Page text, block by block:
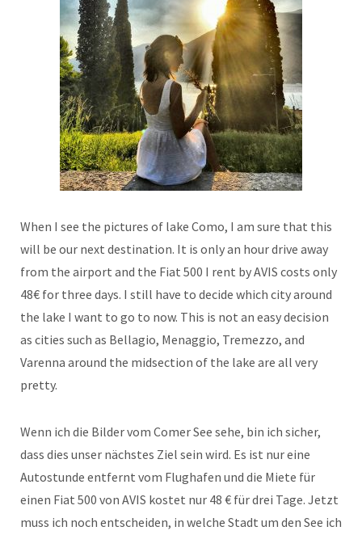
When I see the pictures of lake Como, I am sure that this
will be our next destination. It is only an hour drive away
from the airport and the Fiat 500 I rent by AVIS costs only
48€ for three days. I still have to decide which city around
the lake I want to go to now. This is not an easy decision
as cities such as Bellagio, Menaggio, Tremezzo, and
Varenna around the midsection of the lake are all very
pretty.
Wenn ich die Bilder vom Comer See sehe, bin ich sicher,
dass dies unser nächstes Ziel sein wird. Es ist nur eine
Autostunde entfernt vom Flughafen und die Miete für
einen Fiat 500 von AVIS kostet nur 48 € für drei Tage. Jetzt
muss ich noch entscheiden, in welche Stadt um den See ich